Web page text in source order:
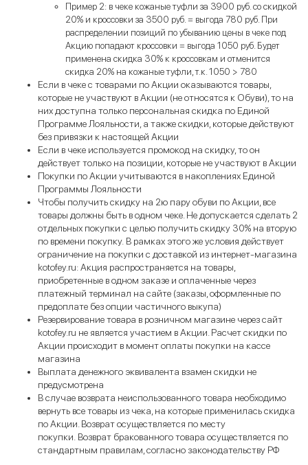
Пример 2: в чеке кожаные туфли за 3900 руб. со скидкой
20% и кроссовки за 3500 руб. = выгода 780 руб. При
распределении позиций по убыванию цены в чеке под
Акцию попадают кроссовки = выгода 1050 руб. Будет
применена скидка 30% к кроссовкам и отменится
скидка 20% на кожаные туфли, т.к. 1050 > 780
Если в чеке с товарами по Акции оказываются товары,
которые не участвуют в Акции (не относятся к Обуви), то на
них доступна только персональная скидка по Единой
Программе Лояльности, а также скидки, которые действуют
без привязки к настоящей Акции
Если в чеке используется промокод на скидку, то он
действует только на позиции, которые не участвуют в Акции
Покупки по Акции учитываются в накоплениях Единой
Программы Лояльности
Чтобы получить скидку на 2ю пару обуви по Акции, все
товары должны быть в одном чеке. Не допускается сделать 2
отдельных покупки с целью получить скидку 30% на вторую
по времени покупку. В рамках этого же условия действует
ограничение на покупки с доставкой из интернет-магазина
kotofey.ru: Акция распространяется на товары,
приобретенные в одном заказе и оплаченные через
платежный терминал на сайте (заказы, оформленные по
предоплате без опции частичного выкупа)
Резервирование товара в розничном магазине через сайт
kotofey.ru не является участием в Акции. Расчет скидки по
Акции происходит в момент оплаты покупки на кассе
магазина
Выплата денежного эквивалента взамен скидки не
предусмотрена
В случае возврата неиспользованного товара необходимо
вернуть все товары из чека, на которые применилась скидка
по Акции. Возврат осуществляется по месту
покупки. Возврат бракованного товара осуществляется по
стандартным правилам, согласно законодательству РФ